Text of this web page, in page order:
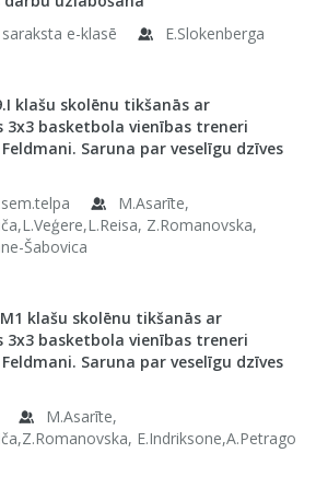
e-klasē
E.Slokenberga
klašu skolēnu tikšanās ar
3x3 basketbola vienības treneri
Saruna par veselīgu dzīves
M.Asarīte,
Z.Romanovska,
Šabovica
klašu skolēnu tikšanās ar
3x3 basketbola vienības treneri
Saruna par veselīgu dzīves
M.Asarīte,
E.Indriksone,A.Petrago